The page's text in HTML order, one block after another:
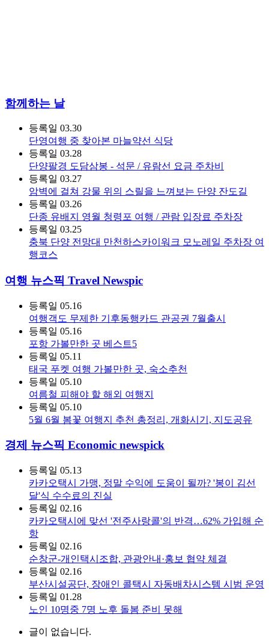
함께하는 날
등록일 03.30
단영여행 중 찾아본 마늘약선 식당
등록일 03.28
단양팔경 도담삼봉 - 석문 / 유람선 요금 주차비
등록일 03.27
암벽에 걸쳐 강물 위의 스릴을 느껴보는 단양 잔도길
등록일 03.26
단종 유배지 영월 청령포 여행 / 관람 입장료 주차장
등록일 03.25
충북 단양 전망대 만천하스카이워크 모노레일 주차장 여
행코스
여행 뉴스픽 Travel Newspic
등록일 05.16
여행객도 무제한 기후동행카드 관공권 7월출시
등록일 05.16
포항 가볼만한 곳 베스트5
등록일 05.11
태국 푸켓 여행 가볼만한 곳, 숙소추천
등록일 05.10
여름철 피해야 할 해외 여행지
등록일 05.10
5월 6월 봄꽃 여행지 추천 총정리, 개화시기, 지도공유
경제 뉴스픽 Economic newspick
등록일 05.13
카카오택시 가맹, 정말 수익에 도움이 될까? '봉이 김선
달'식 수수료의 진실
등록일 02.16
카카오택시에 맞선 '전주사랑콜'의 반격…62% 가입해 순
항
등록일 02.16
순창군-개인택시조합, 관광안내·홍보 협약 체결
등록일 02.16
부산시설공단, 장애인 콜택시 자동배차시스템 시범 운영
등록일 01.28
노인 10명중 7명 노후 돌봄 준비 못해
글이 없습니다.